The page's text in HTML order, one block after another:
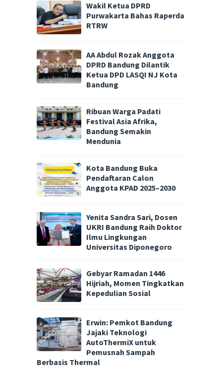
Wakil Ketua DPRD
Purwakarta Bahas Raperda
RTRW
AA Abdul Rozak Anggota
DPRD Bandung Dilantik
Ketua DPD LASQI NJ Kota
Bandung
Ribuan Warga Padati
Festival Asia Afrika,
Bandung Semakin
Mendunia
Kota Bandung Buka
Pendaftaran Calon
Anggota KPAD 2025–2030
Yenita Sandra Sari, Dosen
UKRI Bandung Raih Doktor
Ilmu Lingkungan
Universitas Diponegoro
Gebyar Ramadan 1446
Hijriah, Momen Tingkatkan
Kepedulian Sosial
Erwin: Pemkot Bandung
Jajaki Teknologi
AutoThermiX untuk
Pemusnah Sampah
Berbasis Thermal